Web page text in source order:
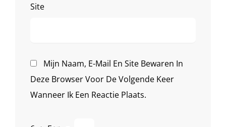
Site
Mijn Naam, E-Mail En Site Bewaren In
Deze Browser Voor De Volgende Keer
Wanneer Ik Een Reactie Plaats.